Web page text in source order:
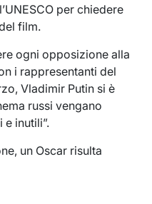
per chiedere
film.
ogni opposizione alla
i rappresentanti del
Vladimir Putin si è
russi vengano
inutili”.
un Oscar risulta